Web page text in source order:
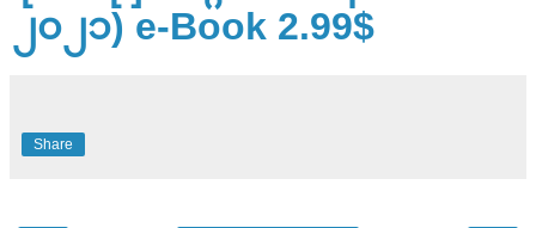
၂၀၂၁) e-Book 2.99$
Share